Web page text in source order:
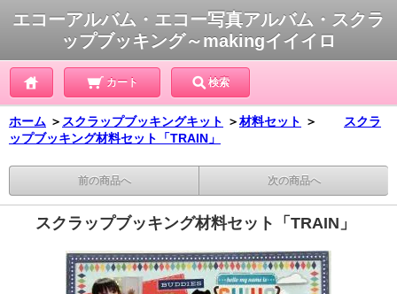
エコーアルバム・エコー写真アルバム・スクラ
ップブッキング～makingイイイロ
カート 検索
ホーム ＞ スクラップブッキングキット ＞材料セット ＞
スクラ
ップブッキング材料セット「TRAIN」
前の商品へ 次の商品へ
スクラップブッキング材料セット「TRAIN」